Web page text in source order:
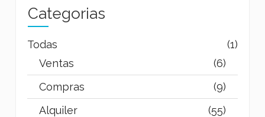
Categorias
Todas
(1)
Ventas
(6)
Compras
(9)
Alquiler
(55)